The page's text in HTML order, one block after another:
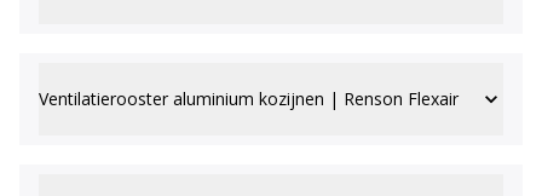
Ventilatierooster aluminium kozijnen | Renson Flexair